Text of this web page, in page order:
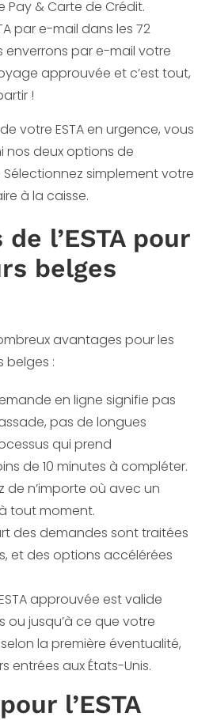
Pay & Carte de Crédit.
par e-mail dans les 72
enverrons par e-mail votre
approuvée et c’est tout,
!
votre ESTA en urgence, vous
nos deux options de
simplement votre
à la caisse.
l’ESTA pour
belges
avantages pour les
belges :
en ligne signifie pas
pas de longues
qui prend
de 10 minutes à compléter.
de n’importe où avec un
tout moment.
des demandes sont traitées
et des options accélérées
approuvée est valide
ou jusqu’à ce que votre
la première éventualité,
entrées aux États-Unis.
l’ESTA